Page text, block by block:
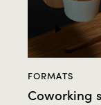
Player
FORMATS
Coworking